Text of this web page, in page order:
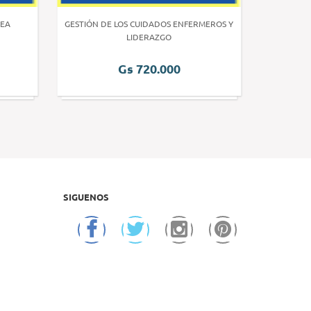
GESTIÓN DE LOS CUIDADOS ENFERMEROS Y
LIDERAZGO
Gs 720.000
SIGUENOS